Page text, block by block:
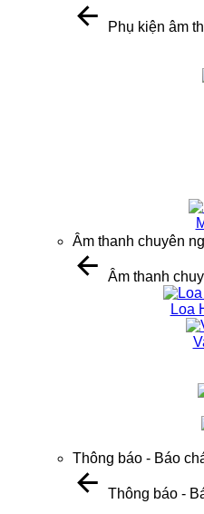
Phụ kiện âm
Âm thanh chuyên
Âm thanh
Loa
Thông báo - Báo
Thông báo -